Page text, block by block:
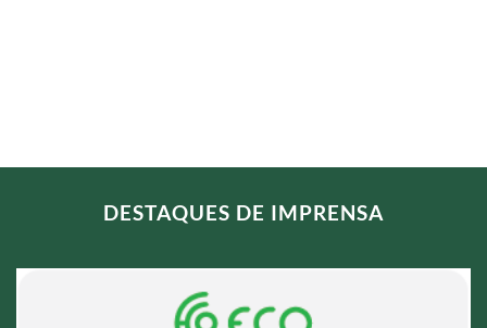
DESTAQUES DE IMPRENSA